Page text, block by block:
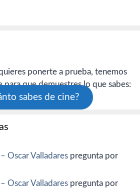
ponerte a prueba, tenemos
para que demuestres lo que sabes:
sabes de cine?
Oscar Valladares pregunta por
Oscar Valladares pregunta por